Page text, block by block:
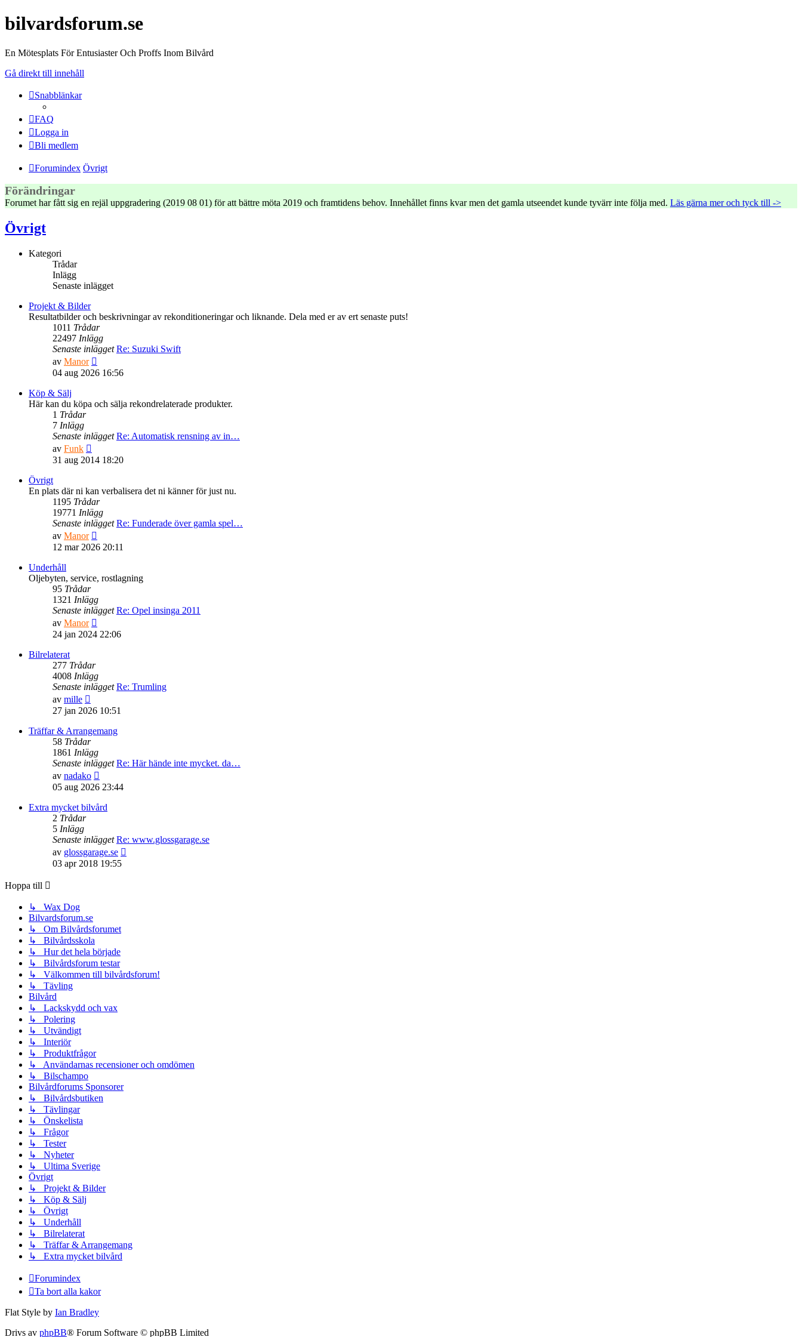
bilvardsforum.se
En Mötesplats För Entusiaster Och Proffs Inom Bilvård
Gå direkt till innehåll
Snabblänkar
FAQ
Logga in
Bli medlem
Forumindex Övrigt
Förändringar
Forumet har fått sig en rejäl uppgradering (2019 08 01) för att bättre möta 2019 och framtidens behov. Innehållet finns kvar men det gamla utseendet kunde tyvärr inte följa med. Läs gärna mer och tyck till ->
Övrigt
Kategori
Trådar
Inlägg
Senaste inlägget
Projekt & Bilder
Resultatbilder och beskrivningar av rekonditioneringar och liknande. Dela med er av ert senaste puts!
1011 Trådar
22497 Inlägg
Senaste inlägget Re: Suzuki Swift
av Manor
till
inlägget
04 aug 2026 16:56
Köp & Sälj
Här kan du köpa och sälja rekondrelaterade produkter.
1 Trådar
7 Inlägg
Senaste inlägget Re: Automatisk rensning av in…
av Funk
till
inlägget
31 aug 2014 18:20
Övrigt
En plats där ni kan verbalisera det ni känner för just nu.
1195 Trådar
19771 Inlägg
Senaste inlägget Re: Funderade över gamla spel…
av Manor
till
inlägget
12 mar 2026 20:11
Underhåll
Oljebyten, service, rostlagning
95 Trådar
1321 Inlägg
Senaste inlägget Re: Opel insinga 2011
av Manor
till
24 jan 2024 22:06
Bilrelaterat
277 Trådar
4008 Inlägg
Senaste inlägget Re: Trumling
av mille
till
senaste
inlägget
27 jan 2026 10:51
Träffar & Arrangemang
58 Trådar
1861 Inlägg
Senaste inlägget Re: Här hände inte mycket. da…
av nadako
till
senaste
05 aug 2026 23:44
Extra mycket bilvård
2 Trådar
5 Inlägg
Senaste inlägget Re: www.glossgarage.se
av glossgarage.se
03 apr 2018 19:55
Hoppa till
↳ Wax Dog
Bilvardsforum.se
↳ Om Bilvårdsforumet
↳ Bilvårdsskola
↳ Hur det hela började
↳ Bilvårdsforum testar
↳ Välkommen till bilvårdsforum!
↳ Tävling
Bilvård
↳ Lackskydd och vax
↳ Polering
↳ Utvändigt
↳ Interiör
↳ Produktfrågor
↳ Användarnas recensioner och omdömen
↳ Bilschampo
Bilvårdforums Sponsorer
↳ Bilvårdsbutiken
↳ Tävlingar
↳ Önskelista
↳ Frågor
↳ Tester
↳ Nyheter
↳ Ultima Sverige
Övrigt
↳ Projekt & Bilder
↳ Köp & Sälj
↳ Övrigt
↳ Underhåll
↳ Bilrelaterat
↳ Träffar & Arrangemang
↳ Extra mycket bilvård
Forumindex
Ta bort alla kakor
Flat Style by Ian Bradley
Drivs av phpBB® Forum Software © phpBB Limited